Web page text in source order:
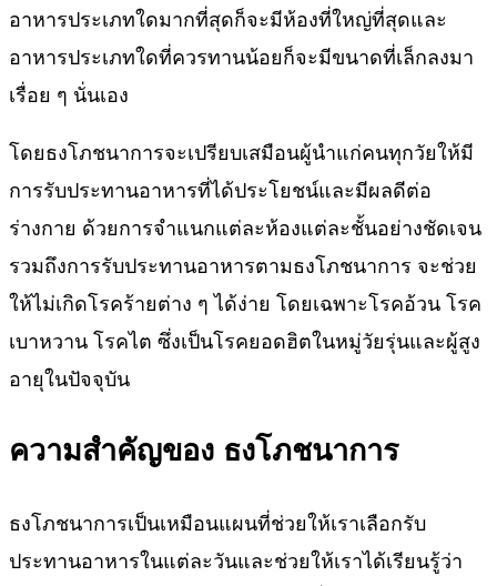
อาหารประเภทใดมากที่สุดก็จะมีห้องที่ใหญ่ที่สุดและ
อาหารประเภทใดที่ควรทานน้อยก็จะมีขนาดที่เล็กลงมา
เรื่อย ๆ นั่นเอง
โดยธงโภชนาการจะเปรียบเสมือนผู้นำแก่คนทุกวัยให้มี
การรับประทานอาหารที่ได้ประโยชน์และมีผลดีต่อ
ร่างกาย ด้วยการจำแนกแต่ละห้องแต่ละชั้นอย่างชัดเจน
รวมถึงการรับประทานอาหารตามธงโภชนาการ จะช่วย
ให้ไม่เกิดโรคร้ายต่าง ๆ ได้ง่าย โดยเฉพาะโรคอ้วน โรค
เบาหวาน โรคไต ซึ่งเป็นโรคยอดฮิตในหมู่วัยรุ่นและผู้สูง
อายุในปัจจุบัน
ความสำคัญของ ธงโภชนาการ
ธงโภชนาการเป็นเหมือนแผนที่ช่วยให้เราเลือกรับ
ประทานอาหารในแต่ละวันและช่วยให้เราได้เรียนรู้ว่า